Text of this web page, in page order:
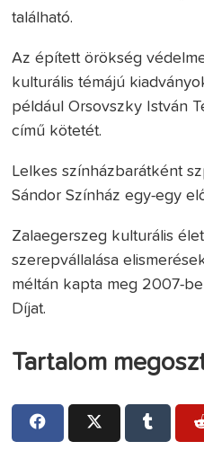
található.
Az épített örökség
kulturális témájú
például Orsovszky István
című kötetét.
Lelkes színházbarátként
Sándor Színház egy-egy
Zalaegerszeg kulturális
szerepvállalása
méltán kapta meg 2007-
Díjat.
Tartalom